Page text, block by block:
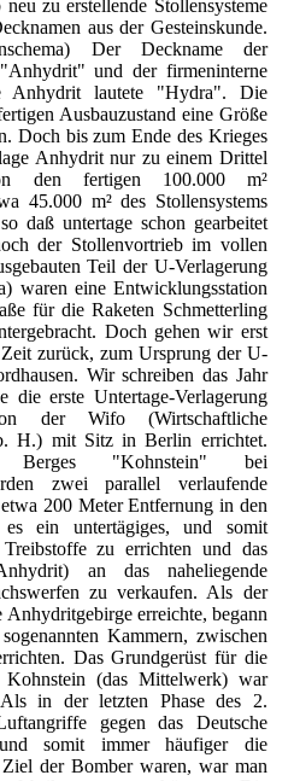
zu erstellende Stollensysteme
aus der Gesteinskunde.
Der Deckname der
und der firmeninterne
Anhydrit lautete "Hydra". Die
Ausbauzustand eine Größe
Doch bis zum Ende des Krieges
Anhydrit nur zu einem Drittel
den fertigen 100.000 m²
45.000 m² des Stollensystems
daß untertage schon gearbeitet
der Stollenvortrieb im vollen
Teil der U-Verlagerung
waren eine Entwicklungsstation
für die Raketen Schmetterling
Doch gehen wir erst
zurück, zum Ursprung der U-
Wir schreiben das Jahr
die erste Untertage-Verlagerung
der Wifo (Wirtschaftliche
H.) mit Sitz in Berlin errichtet.
"Kohnstein" bei
zwei parallel verlaufende
200 Meter Entfernung in den
ein untertägiges, und somit
zu errichten und das
an das naheliegende
zu verkaufen. Als der
Anhydritgebirge erreichte, begann
Kammern, zwischen
Das Grundgerüst für die
(das Mittelwerk) war
in der letzten Phase des 2.
gegen das Deutsche
somit immer häufiger die
der Bomber waren, war man